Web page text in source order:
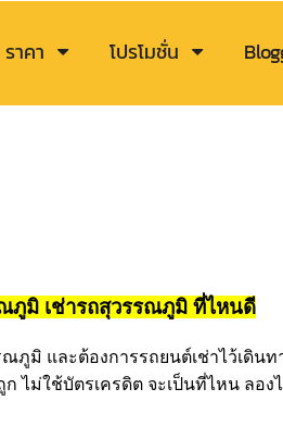
ราคา โปรโมชั่น
ภูมิ เช่ารถสุวรรณภูมิ ที่ไหนดี
มิ และต้องการรถยนต์เช่าไว้เดินท
ไม่ใช้บัตรเครดิต จะเป็นที่ไหน ลอ